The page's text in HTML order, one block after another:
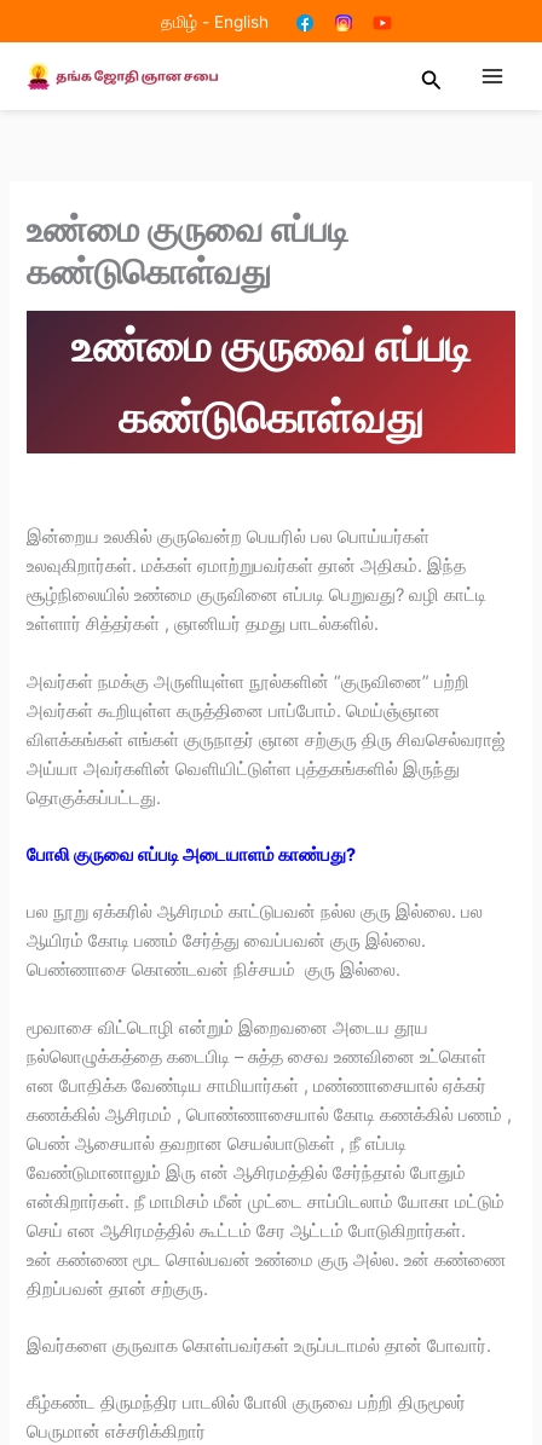
to
content
தமிழ்- English
Search
உண்மை குருவை எப்படி
கண்டுகொள்வது
உண்மை குருவை எப்படி
கண்டுகொள்வது
இன்றைய உலகில் குருவென்ற பெயரில் பல பொய்யர்கள்
உலவுகிறார்கள். மக்கள் ஏமாற்றுபவர்கள் தான் அதிகம். இந்த
சூழ்நிலையில் உண்மை குருவினை எப்படி பெறுவது? வழி காட்டி
உள்ளார் சித்தர்கள் , ஞானியர் தமது பாடல்களில்.
அவர்கள் நமக்கு அருளியுள்ள நூல்களின் “குருவினை” பற்றி
அவர்கள் கூறியுள்ள கருத்தினை பாப்போம். மெய்ஞ்ஞான
விளக்கங்கள் எங்கள் குருநாதர் ஞான சற்குரு திரு சிவசெல்வராஜ்
அய்யா அவர்களின் வெளியிட்டுள்ள புத்தகங்களில் இருந்து
தொகுக்கப்பட்டது.
போலி குருவை எப்படி அடையாளம் காண்பது?
பல நூறு ஏக்கரில் ஆசிரமம் காட்டுபவன் நல்ல குரு இல்லை. பல
ஆயிரம் கோடி பணம் சேர்த்து வைப்பவன் குரு இல்லை.
பெண்ணாசை கொண்டவன் நிச்சயம் குரு இல்லை.
மூவாசை விட்டொழி என்றும் இறைவனை அடைய தூய
நல்லொழுக்கத்தை கடைபிடி – சுத்த சைவ உணவினை உட்கொள்
என போதிக்க வேண்டிய சாமியார்கள் , மண்ணாசையால் ஏக்கர்
கணக்கில் ஆசிரமம் , பொண்ணாசையால் கோடி கணக்கில் பணம் ,
பெண் ஆசையால் தவறான செயல்பாடுகள் , நீ எப்படி
வேண்டுமானாலும் இரு என் ஆசிரமத்தில் சேர்ந்தால் போதும்
என்கிறார்கள். நீ மாமிசம் மீன் முட்டை சாப்பிடலாம் யோகா மட்டும்
செய் என ஆசிரமத்தில் கூட்டம் சேர ஆட்டம் போடுகிறார்கள்.
உன் கண்ணை மூட சொல்பவன் உண்மை குரு அல்ல. உன் கண்ணை
திறப்பவன் தான் சற்குரு.
இவர்களை குருவாக கொள்பவர்கள் உருப்படாமல் தான் போவார்.
கீழ்கண்ட திருமந்திர பாடலில் போலி குருவை பற்றி திருமூலர்
பெருமான் எச்சரிக்கிறார்